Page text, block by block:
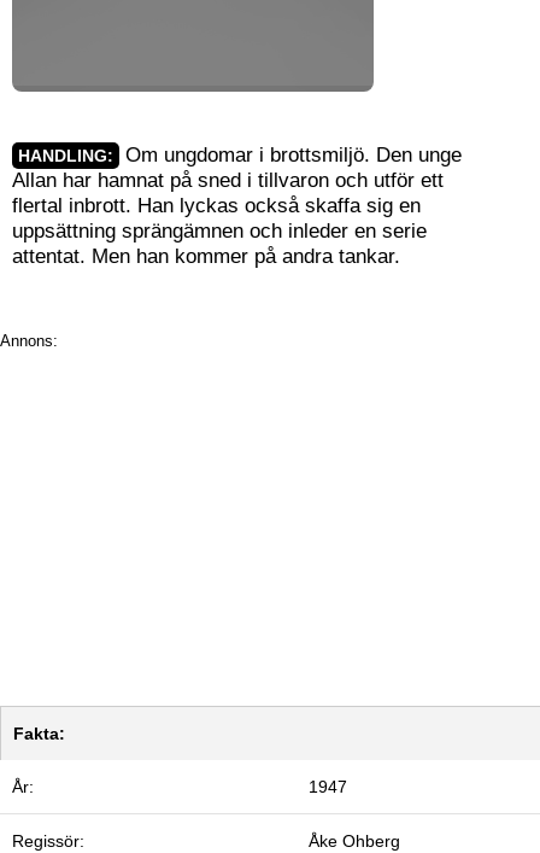
HANDLING:
Om ungdomar i brottsmiljö. Den unge
Allan har hamnat på sned i tillvaron och utför ett
flertal inbrott. Han lyckas också skaffa sig en
uppsättning sprängämnen och inleder en serie
attentat. Men han kommer på andra tankar.
Annons:
Fakta:
År: 1947
Regissör: Åke Ohberg